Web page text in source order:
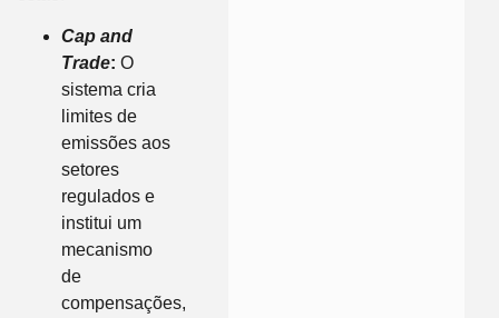
Cap and
Trade: O
sistema cria
limites de
emissões aos
setores
regulados e
institui um
mecanismo
de
compensações,